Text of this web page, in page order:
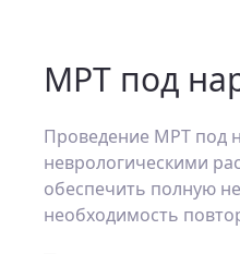
МРТ под
Проведение МРТ под
неврологическими
обеспечить полную
необходимость